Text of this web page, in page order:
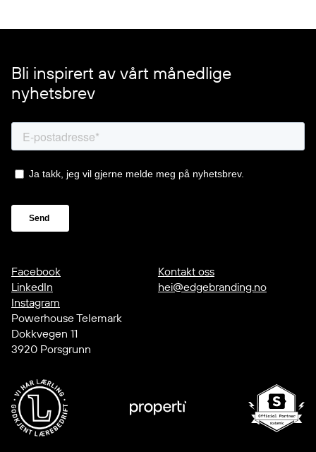
Bli inspirert av vårt månedlige
nyhetsbrev
Facebook
LinkedIn
Instagram
Kontakt oss
hei@edgebranding.no
Powerhouse Telemark
Dokkvegen 11
3920 Porsgrunn